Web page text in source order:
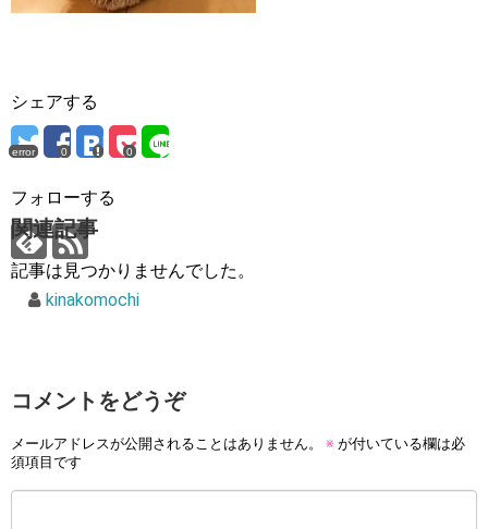
シェアする
error 0 0
フォローする
kinakomochi
関連記事
記事は見つかりませんでした。
コメントをどうぞ
メールアドレスが公開されることはありません。 ※ が付いている欄は必
須項目です